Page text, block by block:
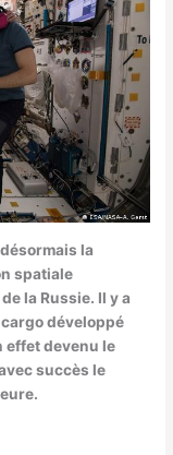
la
spatiale
la Russie. Il y a
développé
effet devenu le
succès le